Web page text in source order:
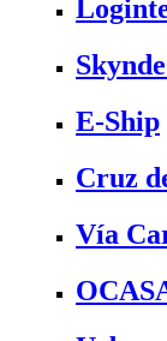
E-Ship
Cruz
Vía